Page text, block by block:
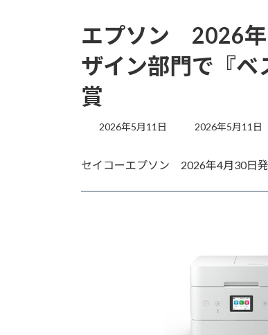
エプソン 2026年
ザイン部門で『ベ
賞
2026年5月11日
最
新
時
2026年5月11日
セイコーエプソン 2026年4月30日